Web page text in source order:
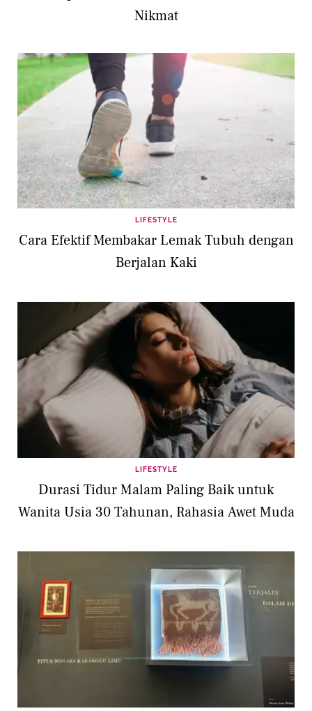
Nikmat
LIFESTYLE
Cara Efektif Membakar Lemak Tubuh dengan
Berjalan Kaki
LIFESTYLE
Durasi Tidur Malam Paling Baik untuk
Wanita Usia 30 Tahunan, Rahasia Awet Muda